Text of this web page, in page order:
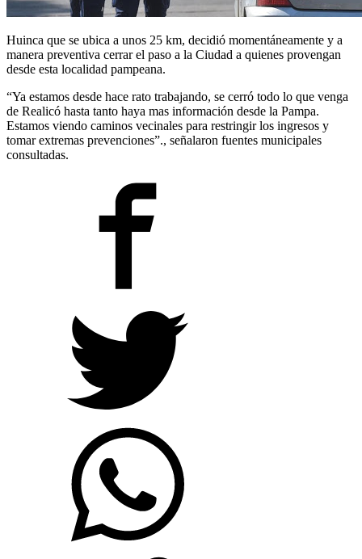
Huinca que se ubica a unos 25 km, decidió momentáneamente y a
manera preventiva cerrar el paso a la Ciudad a quienes provengan
desde esta localidad pampeana.
“Ya estamos desde hace rato trabajando, se cerró todo lo que venga
de Realicó hasta tanto haya mas información desde la Pampa.
Estamos viendo caminos vecinales para restringir los ingresos y
tomar extremas prevenciones”., señalaron fuentes municipales
consultadas.